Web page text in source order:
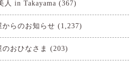
人 in Takayama (367)
らのお知らせ (1,237)
おひなさま (203)